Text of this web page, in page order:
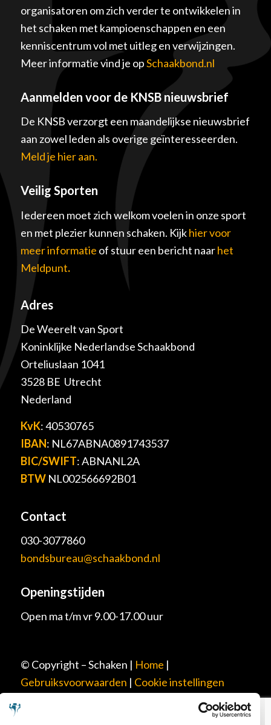
organisatoren om zich verder te ontwikkelen in
het schaken met kampioenschappen en een
kenniscentrum vol met uitleg en verwijzingen.
Meer informatie vind je opSchaakbond.nl
Aanmelden voor de KNSB nieuwsbrief
De KNSB verzorgt een maandelijkse nieuwsbrief
aan zowel leden als overige geïnteresseerden.
Meld je hier aan.
Veilig Sporten
Iedereen moet zich welkom voelen in onze sport
en met plezier kunnen schaken. Kijkhier voor
meer informatie of stuur een bericht naarhet
Meldpunt.
Adres
De Weerelt van Sport
Koninklijke Nederlandse Schaakbond
Orteliuslaan 1041
3528 BE Utrecht
Nederland
KvK: 40530765
IBAN: NL67ABNA0891743537
BIC/SWIFT: ABNANL2A
BTWNL002566692B01
Contact
030-3077860
bondsbureau@schaakbond.nl
Openingstijden
Open ma t/m vr 9.00-17.00 uur
© Copyright – Schaken | Home |
Gebruiksvoorwaarden | Cookie instellingen